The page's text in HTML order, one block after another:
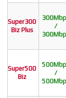
Super300
Biz Plus
/
Super500
Biz
/